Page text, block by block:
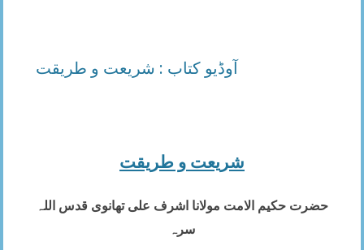
آوڈیو کتاب : شریعت و طریقت
شریعت و طریقت
حضرت حکیم الامت مولانا اشرف علی تھانوی قدس اللہ
سرہ